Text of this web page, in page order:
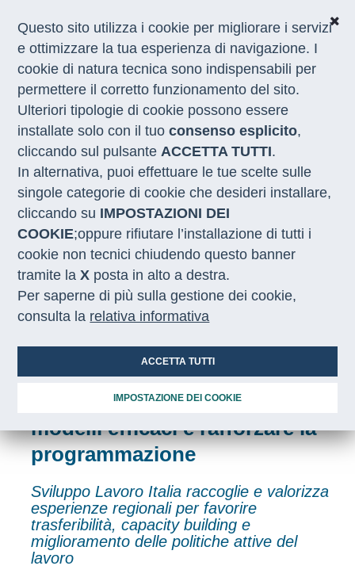
CHI SIAMO
COSA FACCIAMO
I NOSTRI SERVIZI
MEDIA
CON LE REGIONI
Home / Notizie / catalogo pratiche esperienze significative politiche
attive lavoro
POLITICHE ATTIVE DEL LAVORO
24.06.2026
Catalogo delle pratiche
significative per le politiche
attive del lavoro: uno
strumento per condividere
modelli efficaci e rafforzare la
programmazione
Sviluppo Lavoro Italia raccoglie e valorizza
esperienze regionali per favorire
trasferibilità, capacity building e
miglioramento delle politiche attive del
lavoro
Questo sito utilizza i cookie per migliorare i servizi
e ottimizzare la tua esperienza di navigazione. I
cookie di natura tecnica sono indispensabili per
permettere il corretto funzionamento del sito.
Ulteriori tipologie di cookie possono essere
installate solo con il tuoconsenso esplicito,
cliccando sul pulsanteACCETTA TUTTI.
In alternativa, puoi effettuare le tue scelte sulle
singole categorie di cookie che desideri installare,
cliccando su IMPOSTAZIONI DEI
COOKIE;oppure rifiutare l’installazione di tutti i
cookie non tecnici chiudendo questo banner
tramite laX posta in alto a destra.
Per saperne di più sulla gestione dei cookie,
consulta la relativa informativa
ACCETTA TUTTI
IMPOSTAZIONE DEI COOKIE